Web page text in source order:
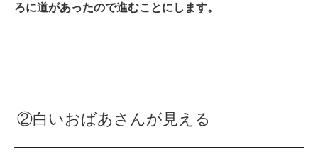
ろに道があったので進むことにします。
②白いおばあさんが見える